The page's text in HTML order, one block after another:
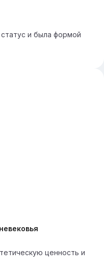
и была формой
ценность и